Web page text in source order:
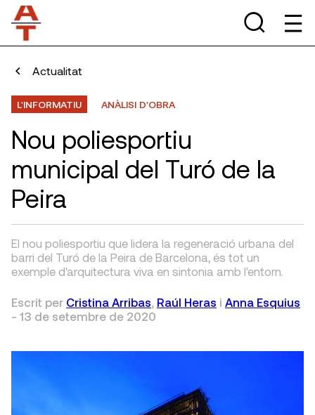
Actualitat
L'INFORMATIU ANÀLISI D'OBRA
Nou poliesportiu
municipal del Turó de la
Peira
El nou poliesportiu que lidera la regeneració urbana del
barri del Turó de la Peira de Barcelona, és tot un
exemple d'arquitectura viva en sintonia amb l'entorn.
Escrit per Cristina Arribas, Raúl Heras i Anna Esquius
- 13 de setembre de 2020